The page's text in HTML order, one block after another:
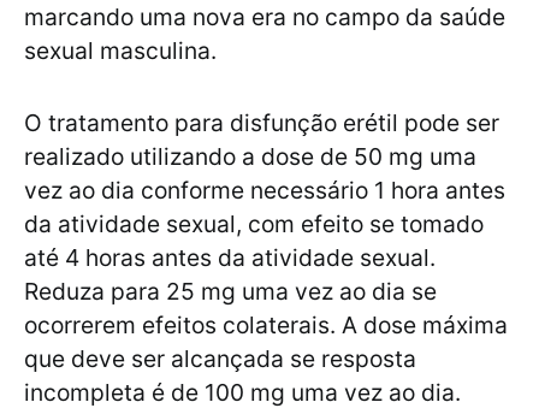
marcando uma nova era no campo da saúde
sexual masculina.
O tratamento para disfunção erétil pode ser
realizado utilizando a dose de 50 mg uma
vez ao dia conforme necessário 1 hora antes
da atividade sexual, com efeito se tomado
até 4 horas antes da atividade sexual.
Reduza para 25 mg uma vez ao dia se
ocorrerem efeitos colaterais. A dose máxima
que deve ser alcançada se resposta
incompleta é de 100 mg uma vez ao dia.